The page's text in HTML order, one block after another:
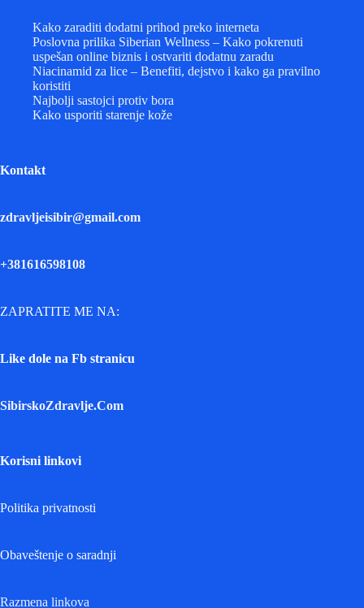
Kako zaraditi dodatni prihod preko interneta
Poslovna prilika Siberian Wellness – Kako pokrenuti
uspešan online biznis i ostvariti dodatnu zaradu
Niacinamid za lice – Benefiti, dejstvo i kako ga pravilno
koristiti
Najbolji sastojci protiv bora
Kako usporiti starenje kože
Kontakt
zdravljeisibir@gmail.com
+381616598108
ZAPRATITE ME NA:
Like dole na Fb stranicu
SibirskoZdravlje.Com
Korisni linkovi
Politika privatnosti
Obaveštenje o saradnji
Razmena linkova